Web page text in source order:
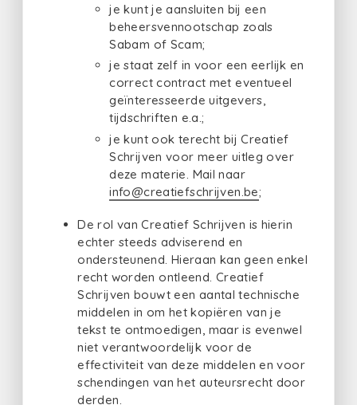
je kunt je aansluiten bij een
beheersvennootschap zoals
Sabam of Scam;
je staat zelf in voor een eerlijk en
correct contract met eventueel
geïnteresseerde uitgevers,
tijdschriften e.a.;
je kunt ook terecht bij Creatief
Schrijven voor meer uitleg over
deze materie. Mail naar
info@creatiefschrijven.be;
De rol van Creatief Schrijven is hierin
echter steeds adviserend en
ondersteunend. Hieraan kan geen enkel
recht worden ontleend. Creatief
Schrijven bouwt een aantal technische
middelen in om het kopiëren van je
tekst te ontmoedigen, maar is evenwel
niet verantwoordelijk voor de
effectiviteit van deze middelen en voor
schendingen van het auteursrecht door
derden.